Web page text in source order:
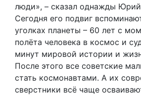
люди», – сказал однажды Юрий
Сегодня его подвиг
уголках планеты – 60 лет с
полёта человека в космос и
минут мировой истории и
После этого все советские
стать космонавтами. А их
сверстники всё чаще